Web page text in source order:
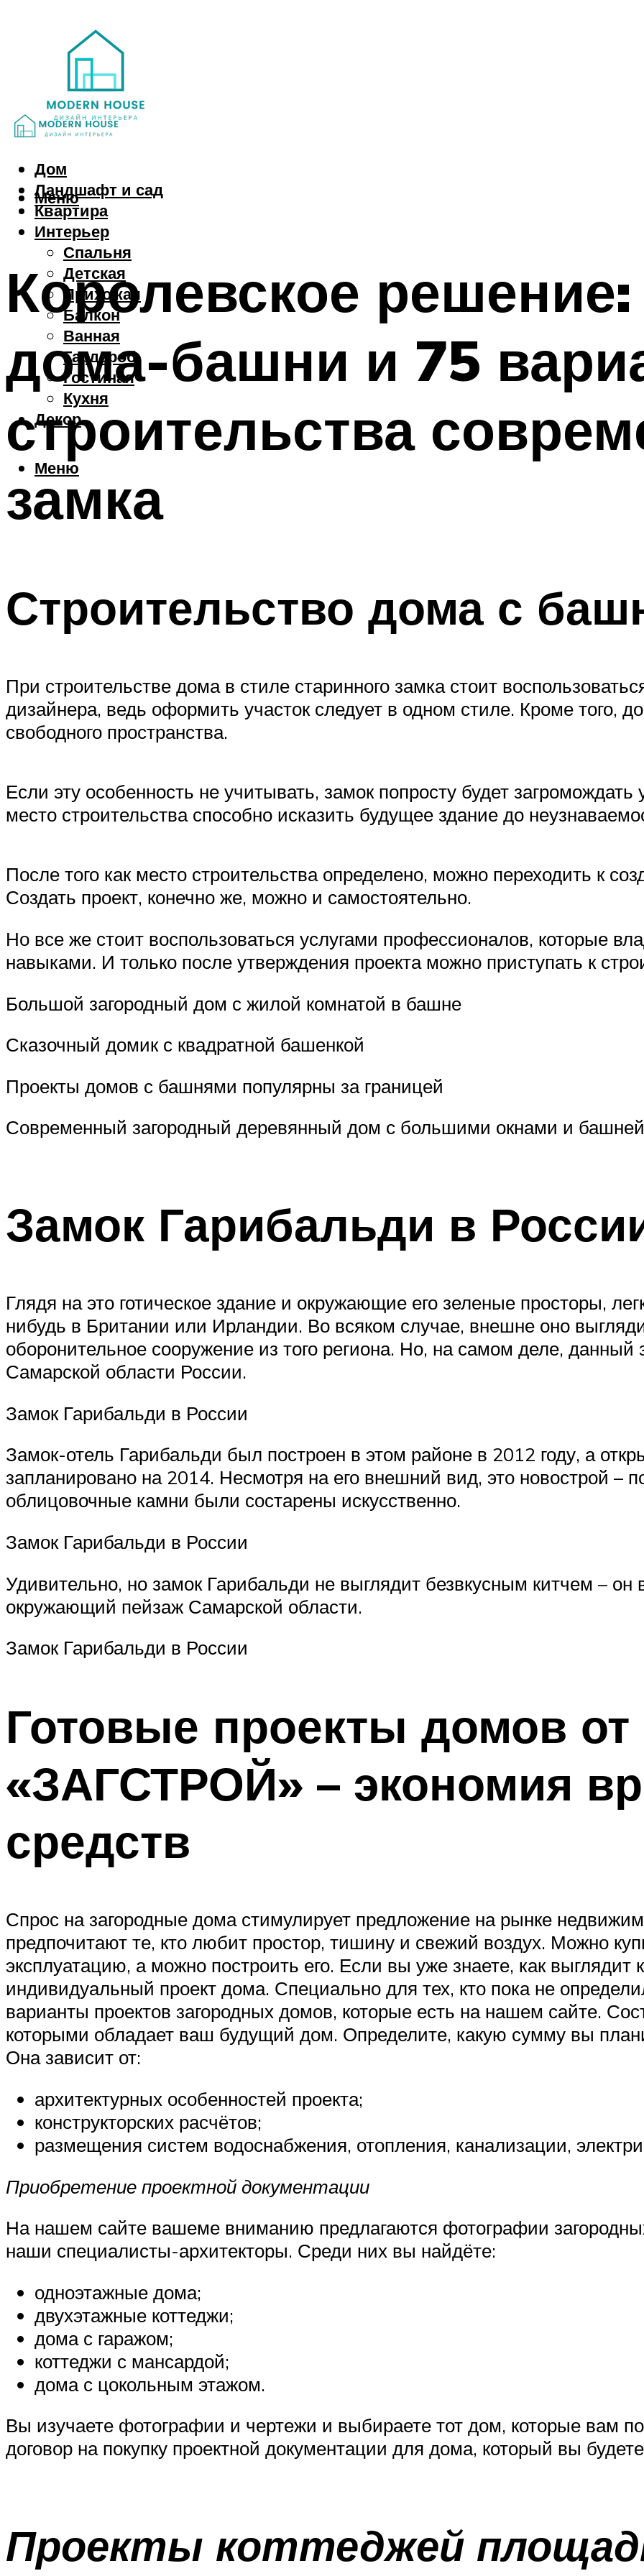
Дом
Ландшафт и сад
Квартира
Интерьер
Спальня
Детская
Прихожая
Балкон
Ванная
Гардероб
Гостиная
Кухня
Декор
Меню
Меню
Королевское решение:
дома-башни и 75
строительства
замка
Строительство дома с
При строительстве дома в стиле старинного замка стоит
дизайнера, ведь оформить участок следует в одном стиле. Кроме того,
свободного пространства.
Если эту особенность не учитывать, замок попросту будет
место строительства способно исказить будущее здание до
После того как место строительства определено, можно переходить к
Создать проект, конечно же, можно и самостоятельно.
Но все же стоит воспользоваться услугами профессионалов, которые
навыками. И только после утверждения проекта можно приступать к
Большой загородный дом с жилой комнатой в башне
Сказочный домик с квадратной башенкой
Проекты домов с башнями популярны за границей
Современный загородный деревянный дом с большими окнами и башней
Замок Гарибальди в
Глядя на это готическое здание и окружающие его зеленые просторы,
нибудь в Британии или Ирландии. Во всяком случае, внешне оно
оборонительное сооружение из того региона. Но, на самом деле,
Самарской области России.
Замок Гарибальди в России
Замок-отель Гарибальди был построен в этом районе в 2012 году, а
запланировано на 2014. Несмотря на его внешний вид, это новострой –
облицовочные камни были состарены искусственно.
Замок Гарибальди в России
Удивительно, но замок Гарибальди не выглядит безвкусным китчем – он
окружающий пейзаж Самарской области.
Замок Гарибальди в России
Готовые проекты домов
«ЗАГСТРОЙ» – экономия
средств
Спрос на загородные дома стимулирует предложение на рынке
предпочитают те, кто любит простор, тишину и свежий воздух. Можно
эксплуатацию, а можно построить его. Если вы уже знаете, как
индивидуальный проект дома. Специально для тех, кто пока не
варианты проектов загородных домов, которые есть на нашем сайте.
которыми обладает ваш будущий дом. Определите, какую сумму вы
Она зависит от:
архитектурных особенностей проекта;
конструкторских расчётов;
размещения систем водоснабжения, отопления, канализации,
Приобретение проектной документации
На нашем сайте вашеме вниманию предлагаются фотографии
наши специалисты-архитекторы. Среди них вы найдёте:
одноэтажные дома;
двухэтажные коттеджи;
дома с гаражом;
коттеджи с мансардой;
дома с цокольным этажом.
Вы изучаете фотографии и чертежи и выбираете тот дом, которые вам
договор на покупку проектной документации для дома, который вы
Проекты коттеджей